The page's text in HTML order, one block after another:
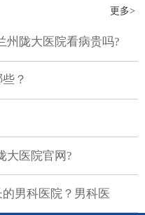
更多>
陇大医院看病贵吗?
？
大医院官网?
男科医院？男科医